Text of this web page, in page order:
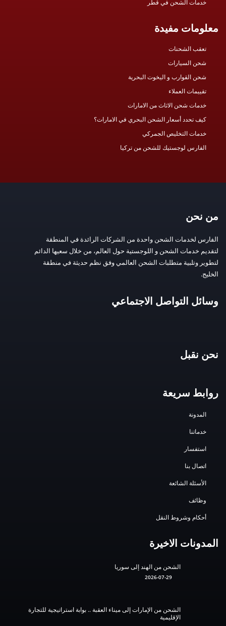
خدمات الشحن في قطر
معلومات مفيدة
تعقب الشحنات
شحن السيارات
شحن القوارب و اليخوت البحرية
تقييمات العملاء
خدمات شحن الاثاث من الامارات
كيف تحدد أسعار الشحن البحري في الامارات؟
خدمات التخليص الجمركي
الفارس لوجستيك للشحن من تركيا
من نحن
الفارس لخدمات الشحن واحدة من الشركات الرائدة في المنطقة
لتقديم خدمات الشحن و اللوجستية حول العالم، من خلال سعيها الدائم
لتطوير وتلبية متطلبات الشحن العالمي وفق نظم حديثة في منطقة
الخليج.
وسائل التواصل الاجتماعي
نحن نقبل
روابط سريعة
المدونة
خدماتنا
استفسار
اتصال بنا
الأسئلة الشائعة
وظائف
أحكام وشروط النقل
المدونات الاخيرة
الشحن من الهند إلى سوريا
2026-07-29
الشحن من الإمارات إلى ميناء العقبة .. بوابة استراتيجية للتجارة
الإقليمية